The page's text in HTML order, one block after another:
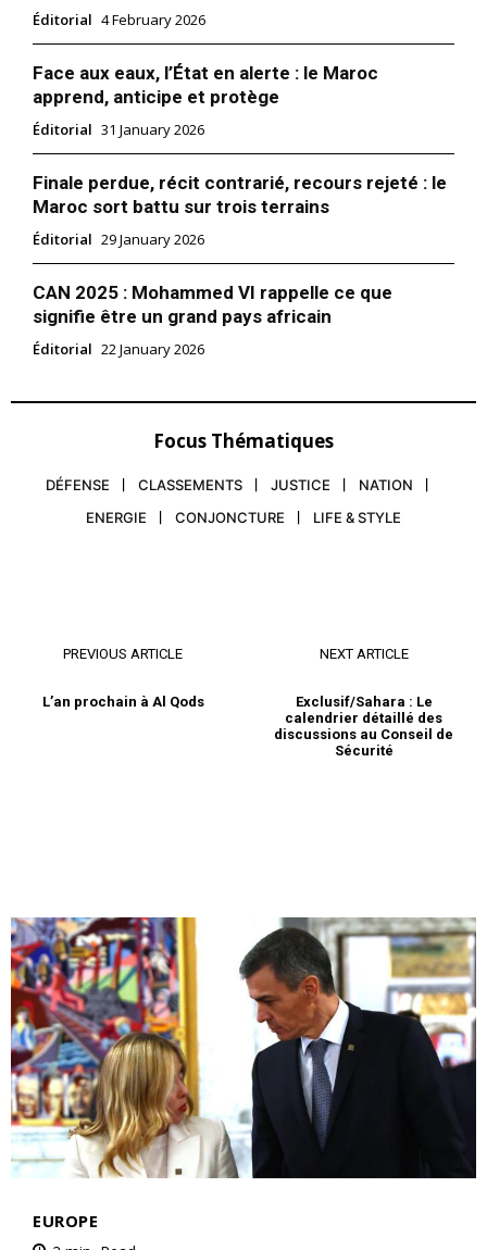
Éditorial 4 February 2026
Face aux eaux, l’État en alerte : le Maroc
apprend, anticipe et protège
Éditorial 31 January 2026
Finale perdue, récit contrarié, recours rejeté : le
Maroc sort battu sur trois terrains
Éditorial 29 January 2026
CAN 2025 : Mohammed VI rappelle ce que
signifie être un grand pays africain
Éditorial 22 January 2026
Focus Thématiques
DÉFENSE CLASSEMENTS JUSTICE
NATION
ENERGIE
CONJONCTURE LIFE & STYLE
PREVIOUS ARTICLE
L’an prochain à Al Qods
NEXT ARTICLE
Exclusif/Sahara : Le
calendrier détaillé des
discussions au Conseil de
Sécurité